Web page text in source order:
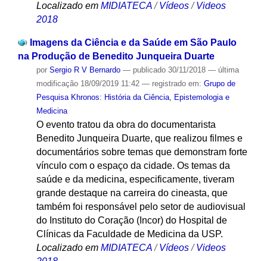
Localizado em MIDIATECA /Vídeos /Videos
2018
Imagens da Ciência e da Saúde em São Paulo
na Produção de Benedito Junqueira Duarte
por Sergio R V Bernardo — publicado30/11/2018 — última
modificação18/09/2019 11:42 — registrado em: Grupo de
Pesquisa Khronos: História da Ciência, Epistemologia e
Medicina
O evento tratou da obra do documentarista
Benedito Junqueira Duarte, que realizou filmes e
documentários sobre temas que demonstram forte
vínculo com o espaço da cidade. Os temas da
saúde e da medicina, especificamente, tiveram
grande destaque na carreira do cineasta, que
também foi responsável pelo setor de audiovisual
do Instituto do Coração (Incor) do Hospital de
Clínicas da Faculdade de Medicina da USP.
Localizado em MIDIATECA /Vídeos /Videos